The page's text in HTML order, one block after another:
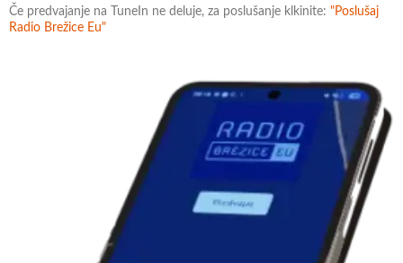
Če predvajanje na TuneIn ne deluje, za poslušanje klkinite: "Poslušaj
Radio Brežice Eu"